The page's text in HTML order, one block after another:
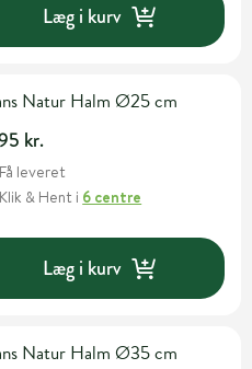
Læg i kurv
Natur Halm Ø25 cm
kr.
Få leveret
Klik & Hent i 6 centre
Læg i kurv
Natur Halm Ø35 cm